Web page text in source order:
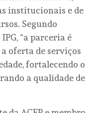
institucionais e de
Segundo
“a parceria é
oferta de serviços
fortalecendo o
a qualidade de